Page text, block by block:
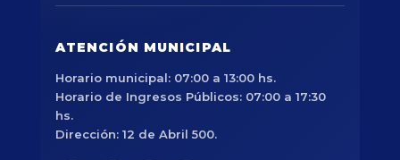
ATENCIÓN MUNICIPAL
Horario municipal: 07:00 a 13:00 hs.
Horario de Ingresos Públicos: 07:00 a 17:30
hs.
Dirección: 12 de Abril 500.